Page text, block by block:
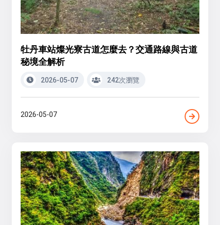
牡丹車站燦光寮古道怎麼去？交通路線與古道
秘境全解析
2026-05-07 242次瀏覽
2026-05-07